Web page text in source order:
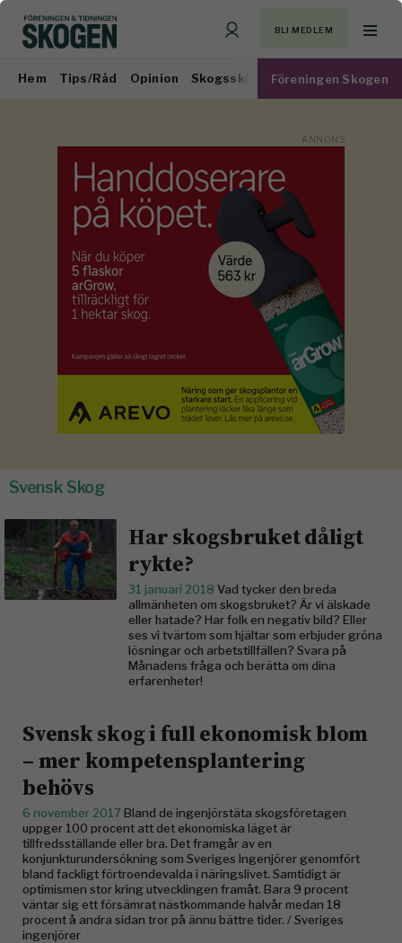
BLI MEDLEM
Hem Tips/Råd Opinion Skogsskötsel Virkesmarknad
Föreningen Skogen
Svensk Skog
Har skogsbruket dåligt
rykte?
31 januari 2018 Vad tycker den breda
allmänheten om skogsbruket? Är vi älskade
eller hatade? Har folk en negativ bild? Eller
ses vi tvärtom som hjältar som erbjuder gröna
lösningar och arbetstillfällen? Svara på
Månadens fråga och berätta om dina
erfarenheter!
Svensk skog i full ekonomisk blom
– mer kompetensplantering
behövs
6 november 2017 Bland de ingenjörstäta skogsföretagen
uppger 100 procent att det ekonomiska läget är
tillfredsställande eller bra. Det framgår av en
konjunkturundersökning som Sveriges Ingenjörer genomfört
bland fackligt förtroendevalda i näringslivet. Samtidigt är
optimismen stor kring utvecklingen framåt. Bara 9 procent
väntar sig ett försämrat nästkommande halvår medan 18
procent å andra sidan tror på ännu bättre tider. / Sveriges
ingenjörer